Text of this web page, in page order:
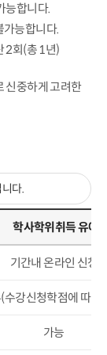
능합니다.
가능합니다.
2회(총 1년)
신중하게 고려한
다.
학사학위취득 유예
기간내 온라인 신청
수강신청학점에 따라
가능